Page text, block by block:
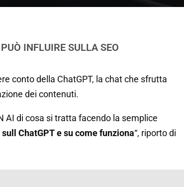
INFLUIRE SULLA SEO
conto della ChatGPT, la chat che sfrutta
dei contenuti.
AI di cosa si tratta facendo la semplice
ChatGPT e su come funziona“, riporto di